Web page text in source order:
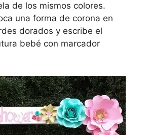
de los mismos colores.
una forma de corona en
dorados y escribe el
bebé con marcador